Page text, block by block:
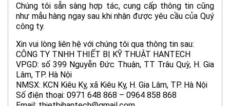
Chúng tôi sẵn sàng hợp tác, cung cấp thông tin cũng
như mẫu hàng ngay sau khi nhận được yêu cầu của Quý
công ty.
Xin vui lòng liên hệ với chúng tôi qua thông tin sau:
CÔNG TY TNHH THIẾT BỊ KỸ THUẬT HANTECH
VPGD: số 399 Nguyễn Đức Thuận, TT Trâu Quỳ, H. Gia
Lâm, TP. Hà Nội
NMSX: KCN Kiêu Kỵ, xã Kiêu Kỵ, H. Gia Lâm, TP. Hà Nội
Số điện thoại: 0971 648 868 – 0964 858 868